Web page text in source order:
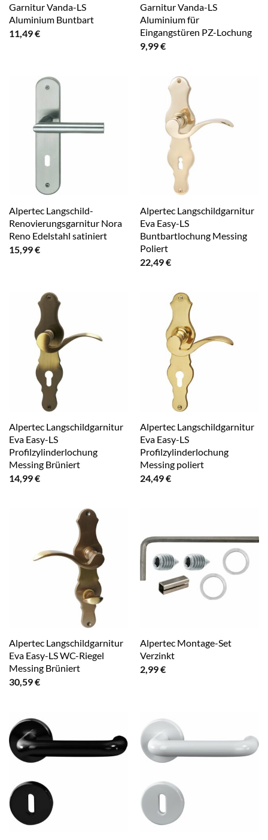
Garnitur Vanda-LS
Aluminium Buntbart
11,49€
Garnitur Vanda-LS
Aluminium für
Eingangstüren PZ-Lochung
9,99€
Alpertec Langschild-
Renovierungsgarnitur Nora
Reno Edelstahl satiniert
15,99€
Alpertec Langschildgarnitur
Eva Easy-LS
Buntbartlochung Messing
Poliert
22,49€
Alpertec Langschildgarnitur
Eva Easy-LS
Profilzylinderlochung
Messing Brüniert
14,99€
Alpertec Langschildgarnitur
Eva Easy-LS
Profilzylinderlochung
Messing poliert
24,49€
Alpertec Langschildgarnitur
Eva Easy-LS WC-Riegel
Messing Brüniert
30,59€
Alpertec Montage-Set
Verzinkt
2,99€